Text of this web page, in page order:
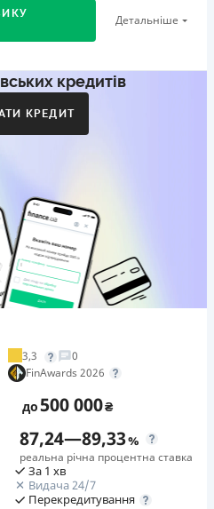
Детальніше
отримує перший кредит
2026 «Найкраща програма
погашення
погасити позику без
або неналежне виконання
кредитів
КРЕДИТ
3,3
0
FinAwards 2026
до500 000₴
87,24—89,33%
реальна річна процентна ставка
За 1 хв
Видача 24/7
Перекредитування